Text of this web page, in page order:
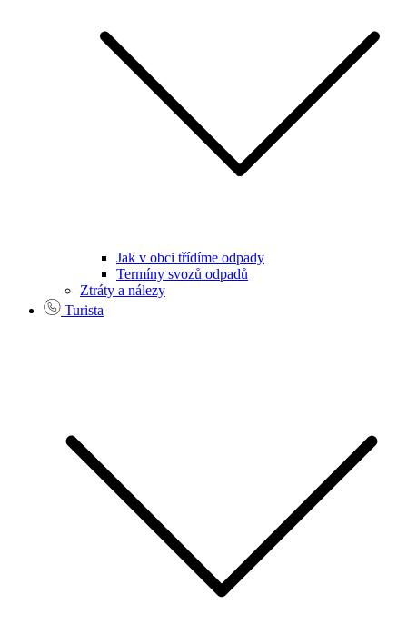
Jak v obci třídíme odpady
Termíny svozů odpadů
Ztráty a nálezy
Turista